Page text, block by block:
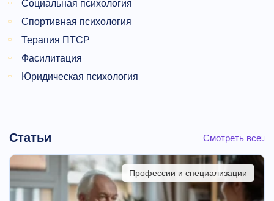
Социальная психология
Спортивная психология
Терапия ПТСР
Фасилитация
Юридическая психология
Статьи Смотреть все
Профессии и специализации